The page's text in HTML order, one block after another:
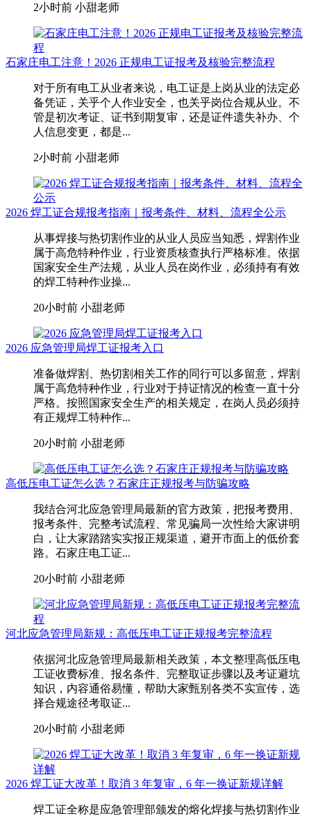
2小时前 小甜老师
石家庄电工注意！2026 正规电工证报考及核验完整流程
对于所有电工从业者来说，电工证是上岗从业的法定必
备凭证，关乎个人作业安全，也关乎岗位合规从业。不
管是初次考证、证书到期复审，还是证件遗失补办、个
人信息变更，都是...
2小时前 小甜老师
2026 焊工证合规报考指南｜报考条件、材料、流程全公示
从事焊接与热切割作业的从业人员应当知悉，焊割作业
属于高危特种作业，行业资质核查执行严格标准。依据
国家安全生产法规，从业人员在岗作业，必须持有有效
的焊工特种作业操...
20小时前 小甜老师
2026 应急管理局焊工证报考入口
准备做焊割、热切割相关工作的同行可以多留意，焊割
属于高危特种作业，行业对于持证情况的检查一直十分
严格。按照国家安全生产的相关规定，在岗人员必须持
有正规焊工特种作...
20小时前 小甜老师
高低压电工证怎么选？石家庄正规报考与防骗攻略
我结合河北应急管理局最新的官方政策，把报考费用、
报考条件、完整考试流程、常见骗局一次性给大家讲明
白，让大家踏踏实实报正规渠道，避开市面上的低价套
路。石家庄电工证...
20小时前 小甜老师
河北应急管理局新规：高低压电工证正规报考完整流程
依据河北应急管理局最新相关政策，本文整理高低压电
工证收费标准、报名条件、完整取证步骤以及考证避坑
知识，内容通俗易懂，帮助大家甄别各类不实宣传，选
择合规途径考取证...
20小时前 小甜老师
2026 焊工证大改革！取消 3 年复审，6 年一换证新规详解
焊工证全称是应急管理部颁发的熔化焊接与热切割作业